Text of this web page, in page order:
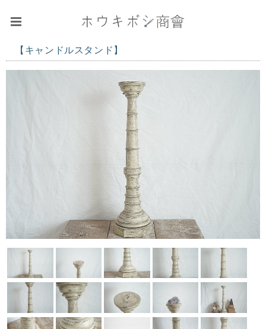
【キャンドルスタンド】